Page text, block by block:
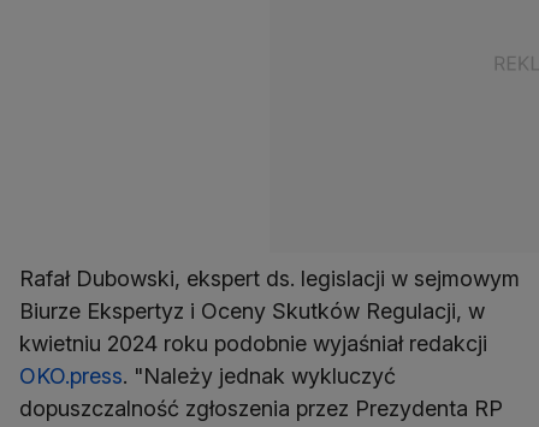
Rafał Dubowski, ekspert ds. legislacji w sejmowym
Biurze Ekspertyz i Oceny Skutków Regulacji, w
kwietniu 2024 roku podobnie wyjaśniał redakcji
OKO.press. "Należy jednak wykluczyć
dopuszczalność zgłoszenia przez Prezydenta RP